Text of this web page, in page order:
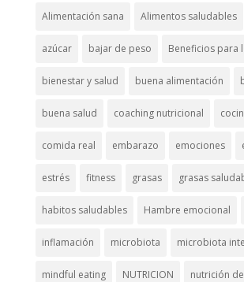
Alimentación sana Alimentos saludables
azúcar bajar de peso Beneficios para
bienestar y salud buena alimentación
buena salud coaching nutricional
comida real embarazo emociones
estrés fitness grasas grasas
habitos saludables Hambre emocional
inflamación microbiota microbiota
mindful eating NUTRICION nutrición